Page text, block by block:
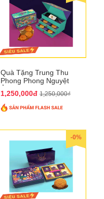
Quà Tặng Trung Thu
Phong Phong Nguyệt
1,250,000đ 1,250,000₫
-0%